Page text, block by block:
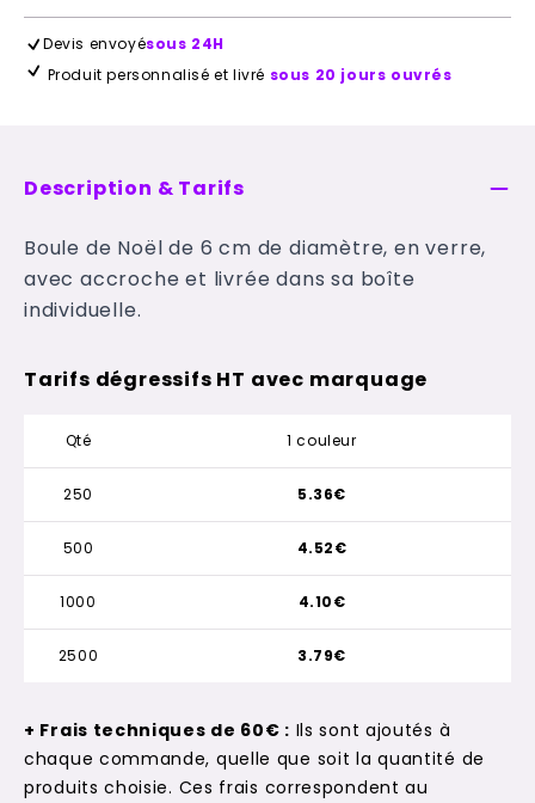
Devis envoyésous 24H
Produit personnalisé et livré sous 20 jours ouvrés
Description & Tarifs
Boule de Noël de 6 cm de diamètre, en verre,
avec accroche et livrée dans sa boîte
individuelle.
Tarifs dégressifs HT avec marquage
Qté 1 couleur
250
500
1000
2500
5.36€
4.52€
4.10€
3.79€
+ Frais techniques de 60€ : Ils sont ajoutés à
chaque commande, quelle que soit la quantité de
produits choisie. Ces frais correspondent au